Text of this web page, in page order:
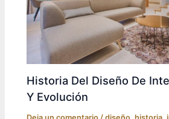
Historia Del Diseño De
Y Evolución